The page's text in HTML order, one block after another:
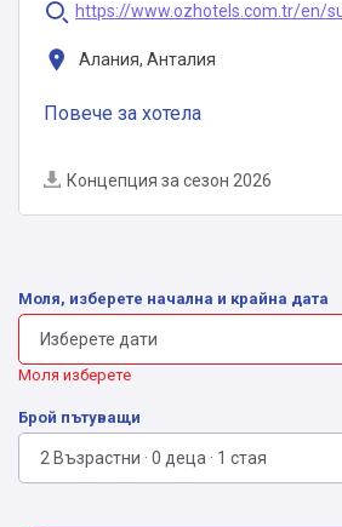
https://www.ozhotels.com.tr/en/
Алания, Анталия
Повече за хотела
Концепция за сезон 2026
Моля, изберете начална и крайна дата
Моля изберете
Брой пътуващи
2 Възрастни · 0 деца · 1 стая